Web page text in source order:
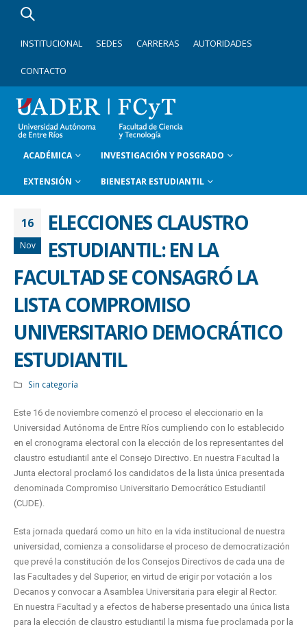
INSTITUCIONAL SEDES CARRERAS AUTORIDADES
CONTACTO
ACADÉMICA INVESTIGACIÓN Y POSGRADO
EXTENSIÓN BIENESTAR ESTUDIANTIL
16
Nov
ELECCIONES CLAUSTRO
ESTUDIANTIL: EN LA
FACULTAD SE CONSAGRÓ LA
LISTA COMPROMISO
UNIVERSITARIO DEMOCRÁTICO
ESTUDIANTIL
Sin categoría
Este 16 de noviembre comenzó el proceso el eleccionario en la
Universidad Autónoma de Entre Ríos cumpliendo con lo establecido
en el cronograma electoral con la elección de los representantes del
claustro estudiantil ante el Consejo Directivo. En nuestra Facultad la
Junta electoral proclamó los candidatos de la lista única presentada
denominada Compromiso Universitario Democrático Estudiantil
(CUDE).
Esta jornada quedará como un hito en la vida institucional de nuestra
universidad, comienza a consolidarse el proceso de democratización
que prevé la constitución de los Consejos Directivos de cada una de
las Facultades y del Superior, en virtud de erigir por votación a los
Decanos y convocar a Asamblea Universitaria para elegir al Rector.
En nuestra Facultad y a efectos de haberse presentado una única lista
para la elección de claustro estudiantil la misma fue proclamada por la